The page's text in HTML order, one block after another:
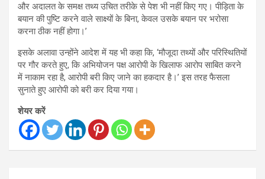
और अदालत के समक्ष तथ्य उचित तरीके से पेश भी नहीं किए गए। पीड़िता के
बयान की पुष्टि करने वाले साक्ष्यों के बिना, केवल उसके बयान पर भरोसा
करना ठीक नहीं होगा।’
इसके अलावा उन्होंने आदेश में यह भी कहा कि, ‘मौजूदा तथ्यों और परिस्थितियों
पर गौर करते हुए, कि अभियोजन पक्ष आरोपी के खिलाफ आरोप साबित करने
में नाकाम रहा है, आरोपी बरी किए जाने का हकदार है।’ इस तरह फैसला
सुनाते हुए आरोपी को बरी कर दिया गया।
शेयर करें